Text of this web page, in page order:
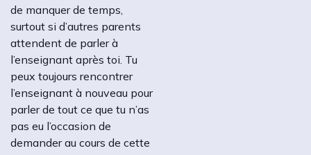
de manquer de temps,
surtout si d’autres parents
attendent de parler à
l’enseignant après toi. Tu
peux toujours rencontrer
l’enseignant à nouveau pour
parler de tout ce que tu n’as
pas eu l’occasion de
demander au cours de cette